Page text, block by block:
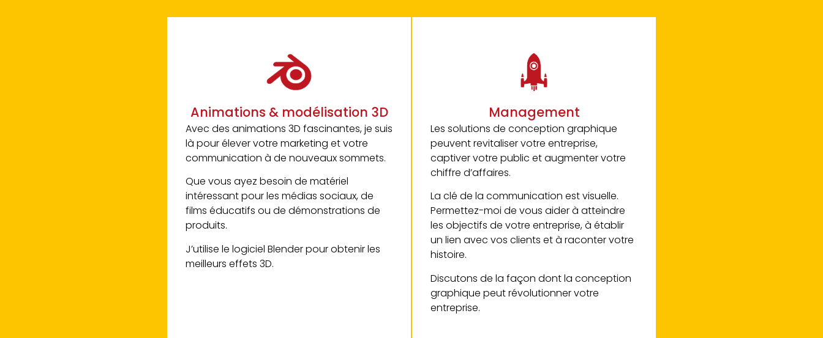
Animations & modélisation 3D
Avec des animations 3D fascinantes, je suis
là pour élever votre marketing et votre
communication à de nouveaux sommets.
Que vous ayez besoin de matériel
intéressant pour les médias sociaux, de
films éducatifs ou de démonstrations de
produits.
J’utilise le logiciel Blender pour obtenir les
meilleurs effets 3D.
Management
Les solutions de conception graphique
peuvent revitaliser votre entreprise,
captiver votre public et augmenter votre
chiffre d’affaires.
La clé de la communication est visuelle.
Permettez-moi de vous aider à atteindre
les objectifs de votre entreprise, à établir
un lien avec vos clients et à raconter votre
histoire.
Discutons de la façon dont la conception
graphique peut révolutionner votre
entreprise.